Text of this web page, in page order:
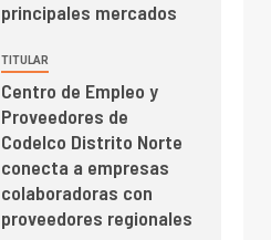
producción de cobre
de toneladas tras
récord en Escondida
I+D
Codelco reporta Ebitda
de US$ 6.670 millones
y mejora sus
indicadores financieros
principales mercados
TITULAR
Centro de Empleo y
Proveedores de
Codelco Distrito Norte
conecta a empresas
colaboradoras con
proveedores regionales